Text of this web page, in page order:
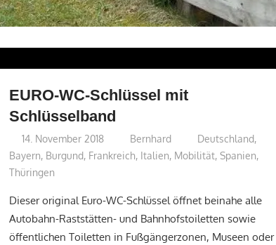
EURO-WC-Schlüssel mit
Schlüsselband
14. November 2018 Bernhard Deutschland,
Bayern, Burgund, Frankreich, Italien, Mobilität, Spanien,
Thüringen
Dieser original Euro-WC-Schlüssel öffnet beinahe alle
Autobahn-Raststätten- und Bahnhofstoiletten sowie
öffentlichen Toiletten in Fußgängerzonen, Museen oder